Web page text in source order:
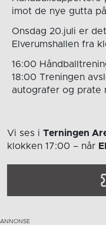
imot de nye gutta
Onsdag 20.juli er
Elverumshallen fra
16:00
18:00 Treningen
autografer og prate
Vi ses i Terningen
klokken 17:00 – når